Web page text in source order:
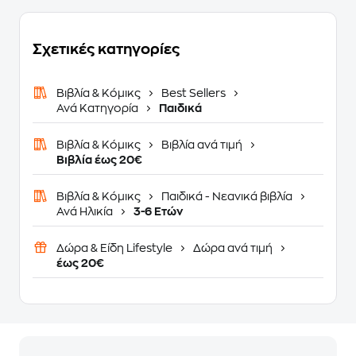
Σχετικές κατηγορίες
Βιβλία & Κόμικς
Best Sellers
Ανά Κατηγορία
Παιδικά
Βιβλία & Κόμικς
Βιβλία ανά τιμή
Βιβλία έως 20€
Βιβλία & Κόμικς
Παιδικά - Νεανικά βιβλία
Ανά Ηλικία
3-6 Ετών
Δώρα & Είδη Lifestyle
Δώρα ανά τιμή
έως 20€